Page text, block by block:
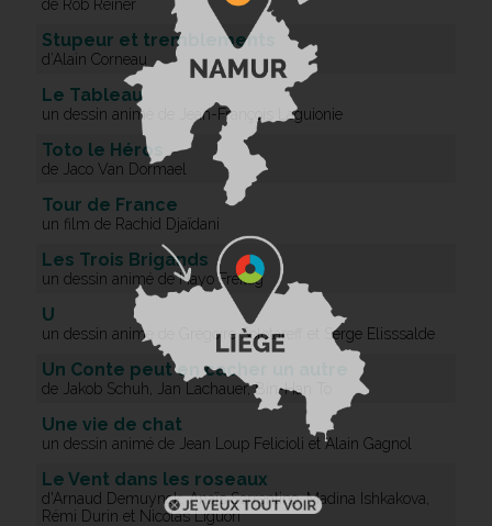
de Rob Reiner
Stupeur et tremblements
d’Alain Corneau
Le Tableau
un dessin animé de Jean-François Laguionie
Toto le Héros
de Jaco Van Dormael
Tour de France
un film de Rachid Djaïdani
Les Trois Brigands
un dessin animé de Hayo Freitag
U
un dessin animé de Grégoire Solotareff et Serge Elisssalde
Un Conte peut en cacher un autre
de Jakob Schuh, Jan Lachauer, Bin-Han To
Une vie de chat
un dessin animé de Jean Loup Felicioli et Alain Gagnol
Le Vent dans les roseaux
d'Arnaud Demuynck, Anaïs Sorrentino, Madina Ishkakova,
Rémi Durin et Nicolas Liguori